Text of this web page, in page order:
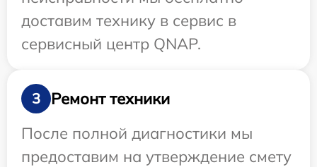
доставим технику в сервис в
сервисный центр QNAP.
3
Ремонт техники
После полной диагностики мы
предоставим на утверждение смету